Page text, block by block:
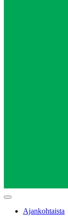
Main
Ajankohtaista